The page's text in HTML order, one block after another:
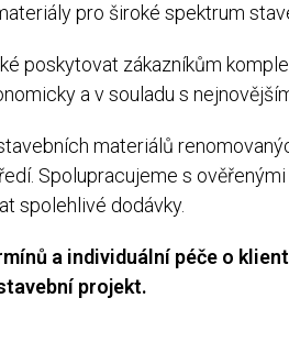
pro široké spektrum
poskytovat zákazníkům
a v souladu s
materiálů
Spolupracujeme s
spolehlivé dodávky.
a individuální péče o
projekt.